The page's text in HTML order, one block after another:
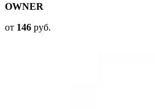
OWNER
от 146 руб.